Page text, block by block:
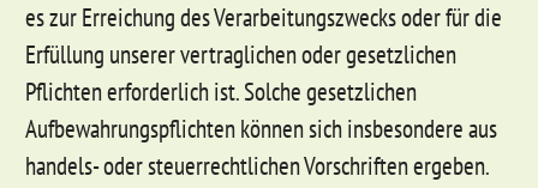
es zur Erreichung des Verarbeitungszwecks oder für die
Erfüllung unserer vertraglichen oder gesetzlichen
Pflichten erforderlich ist. Solche gesetzlichen
Aufbewahrungspflichten können sich insbesondere aus
handels- oder steuerrechtlichen Vorschriften ergeben.